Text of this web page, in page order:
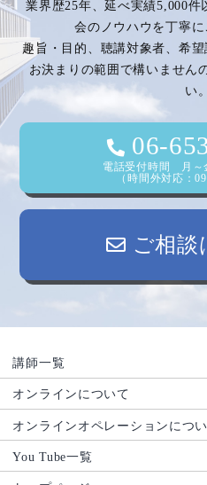
業界歴25年、延べ実績5,000
会のノウハウを丁寧に
趣旨・目的、聴講対象者、希
お決まりの範囲で構いません
い。
06-
電話受付時間 月～
（時間外対応：
ご相談
講師一覧
オンラインについて
オンラインオペレーションにつ
You Tube一覧